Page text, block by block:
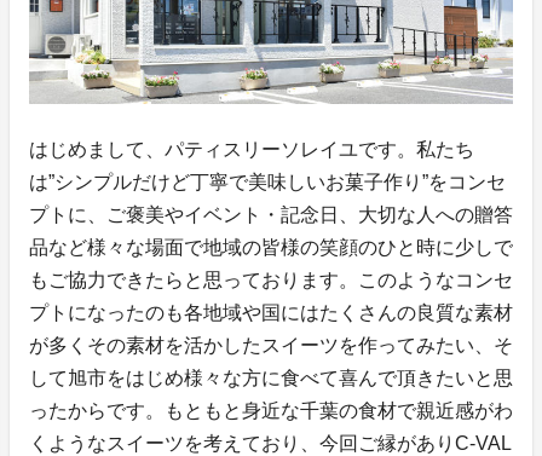
はじめまして、パティスリーソレイユです。私たち
は”シンプルだけど丁寧で美味しいお菓子作り”をコンセ
プトに、ご褒美やイベント・記念日、大切な人への贈答
品など様々な場面で地域の皆様の笑顔のひと時に少しで
もご協力できたらと思っております。このようなコンセ
プトになったのも各地域や国にはたくさんの良質な素材
が多くその素材を活かしたスイーツを作ってみたい、そ
して旭市をはじめ様々な方に食べて喜んで頂きたいと思
ったからです。もともと身近な千葉の食材で親近感がわ
くようなスイーツを考えており、今回ご縁がありC-VAL